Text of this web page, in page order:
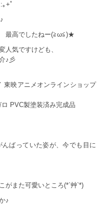
+ﾟ
最高でしたねー(≧ω≦)★
人気ですけども、
♪彡
東映アニメオンラインショップ
PVC製塗装済み完成品
ばっていた姿が、今でも目に
がまた可愛いところ(*´艸`*)
♪